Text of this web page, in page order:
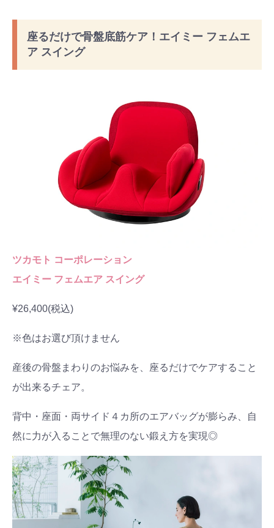
座るだけで骨盤底筋ケア！エイミー フェムエ
ア スイング
ツカモト コーポレーション
エイミー フェムエア スイング
¥26,400(税込)
※色はお選び頂けません
産後の骨盤まわりのお悩みを、座るだけでケアすること
が出来るチェア。
背中・座面・両サイド４カ所のエアバッグが膨らみ、自
然に力が入ることで無理のない鍛え方を実現◎
#離乳食